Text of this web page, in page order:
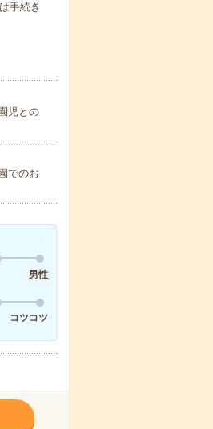
手続き
児との
でのお
男性
コツコツ